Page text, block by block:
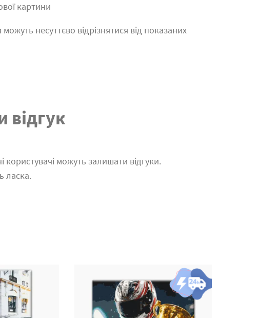
картини
несуттєво відрізнятися від показаних
відгук
користувачі можуть залишати відгуки.
ласка.